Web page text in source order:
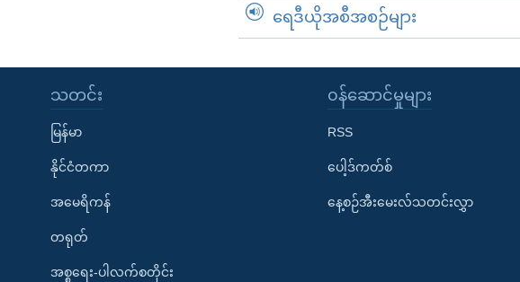
ရေဒီယိုအစီအစဉ်များ
သတင်း
မြန်မာ
နိုင်ငံတကာ
အမေရိကန်
တရုတ်
အစ္စရေး-ပါလက်စတိုင်း
၀န်ဆောင်မှုများ
RSS
ပေါ့ဒ်ကတ်စ်
နေ့စဉ်အီးမေးလ်သတင်းလွှာ